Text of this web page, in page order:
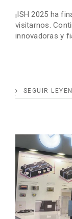
¡ISH 2025 ha
visitarnos.
innovadoras y
SEGUIR